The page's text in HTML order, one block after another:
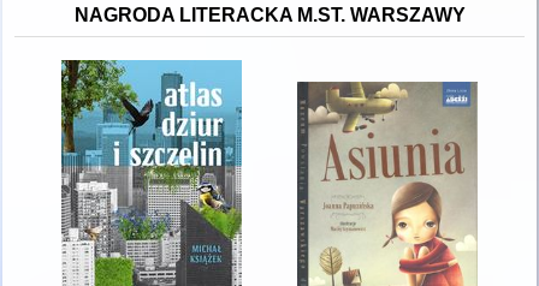
NAGRODA LITERACKA M.ST. WARSZAWY